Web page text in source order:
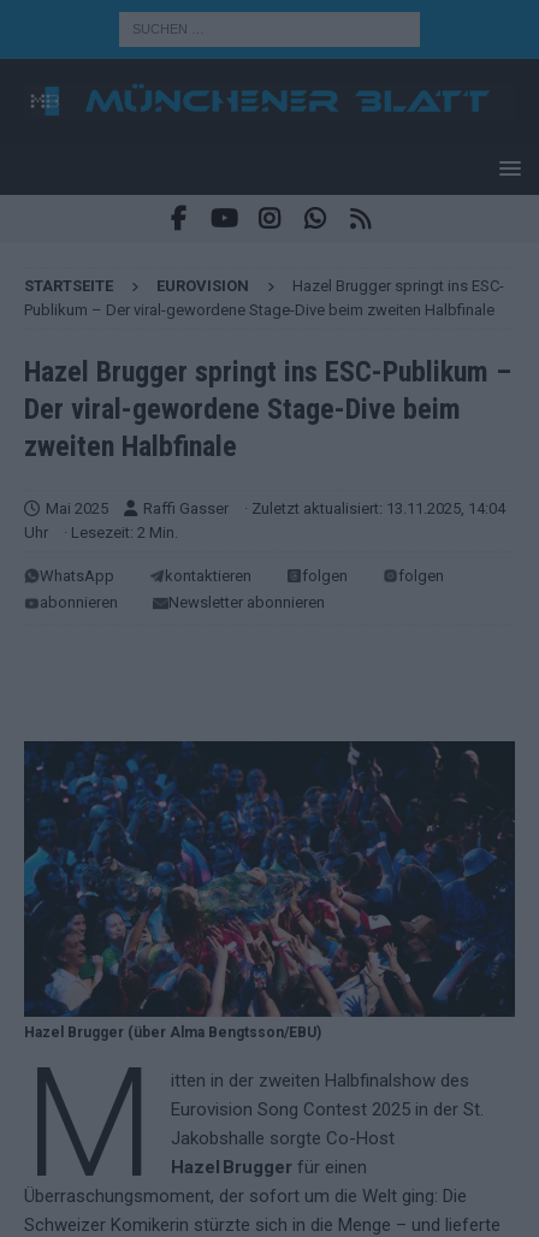
STARTSEITE EUROVISION
Hazel Brugger springt ins ESC-
Publikum – Der viral-gewordene Stage-Dive beim zweiten Halbfinale
Hazel Brugger springt ins ESC-Publikum –
Der viral-gewordene Stage-Dive beim
zweiten Halbfinale
Mai 2025 Raffi Gasser
· Zuletzt aktualisiert: 13.11.2025, 14:04
Uhr
· Lesezeit: 2 Min.
WhatsApp kontaktieren folgen
folgen
abonnieren
Newsletter abonnieren
Hazel Brugger (über Alma Bengtsson/EBU)
M
itten in der zweiten Halbfinalshow des
Eurovision Song Contest 2025 in der St.
Jakobshalle sorgte Co-Host
Hazel Bruggerfür einen
Überraschungsmoment, der sofort um die Welt ging: Die
Schweizer Komikerin stürzte sich in die Menge – und lieferte